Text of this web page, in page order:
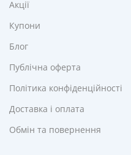
Акції
Купони
Блог
Публічна оферта
Політика конфіденційності
Доставка і оплата
Обмін та повернення